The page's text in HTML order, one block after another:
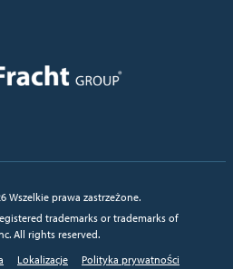
Wszelkie prawa zastrzeżone.
trademarks or trademarks of
All rights reserved.
Lokalizacje Polityka prywatności